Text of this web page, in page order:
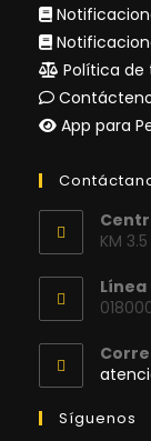
Política
App para
KM
Síguenos